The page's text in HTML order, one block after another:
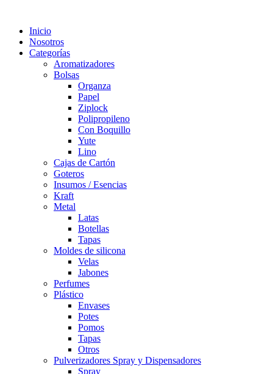
Inicio
Nosotros
Categorías
Aromatizadores
Bolsas
Organza
Papel
Ziplock
Polipropileno
Con Boquillo
Yute
Lino
Cajas de Cartón
Goteros
Insumos / Esencias
Kraft
Metal
Latas
Botellas
Tapas
Moldes de silicona
Velas
Jabones
Perfumes
Plástico
Envases
Potes
Pomos
Tapas
Otros
Pulverizadores Spray y Dispensadores
Spray